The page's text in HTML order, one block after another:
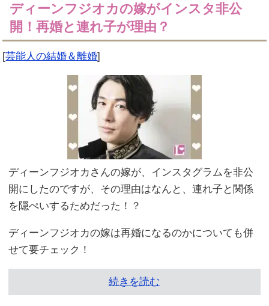
ディーンフジオカの嫁がインスタ非公
開！再婚と連れ子が理由？
[芸能人の結婚＆離婚]
ディーンフジオカさんの嫁が、インスタグラムを非公
開にしたのですが、その理由はなんと、連れ子と関係
を隠ぺいするためだった！？
ディーンフジオカの嫁は再婚になるのかについても併
せて要チェック！
続きを読む